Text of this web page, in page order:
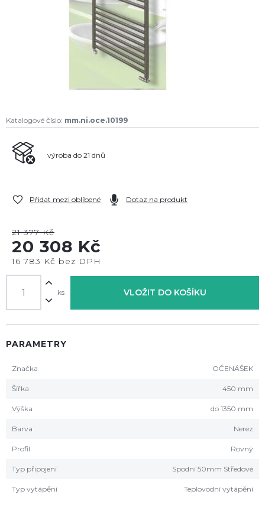
Katalogové číslo: mm.ni.oce.10199
výroba do 21 dnů
Přidat mezi oblíbené Dotaz na produkt
21 377 Kč
20 308 Kč
16 783 Kč bez DPH
ks VLOŽIT DO KOŠÍKU
PARAMETRY
Značka OČENÁŠEK
Šířka 450 mm
Výška do 1350 mm
Barva Nerez
Profil Rovný
Typ připojení Spodní 50mm Středové
Typ vytápění Teplovodní vytápění